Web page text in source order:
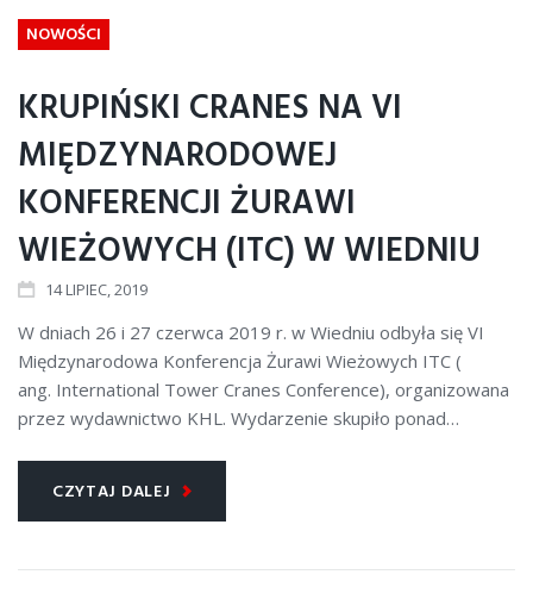
NOWOŚCI
KRUPIŃSKI CRANES NA VI
MIĘDZYNARODOWEJ
KONFERENCJI ŻURAWI
WIEŻOWYCH (ITC) W WIEDNIU
14LIPIEC, 2019
W dniach 26 i 27 czerwca 2019 r. w Wiedniu odbyła się VI
Międzynarodowa Konferencja Żurawi Wieżowych ITC (
ang. International Tower Cranes Conference), organizowana
przez wydawnictwo KHL. Wydarzenie skupiło ponad…
CZYTAJ DALEJ